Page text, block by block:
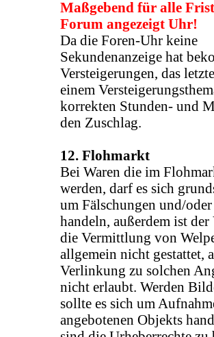
Maßgebend für alle
Forum angezeigt Uhr!
Da die Foren-Uhr keine
Sekundenanzeige hat
Versteigerungen, das
einem
korrekten Stunden- und
den Zuschlag.
12. Flohmarkt
Bei Waren die im
werden, darf es sich
um Fälschungen und/
handeln, außerdem ist
die Vermittlung von
allgemein nicht gestattet,
Verlinkung zu solchen
nicht erlaubt. Werden
sollte es sich um
angebotenen Objekts